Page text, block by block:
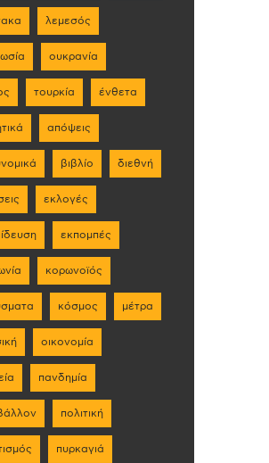
λεμεσός
ουκρανία
τουρκία ένθετα
απόψεις
βιβλίο διεθνή
εκλογές
εκπομπές
κορωνοϊός
κόσμος μέτρα
οικονομία
πανδημία
πολιτική
πυρκαγιά